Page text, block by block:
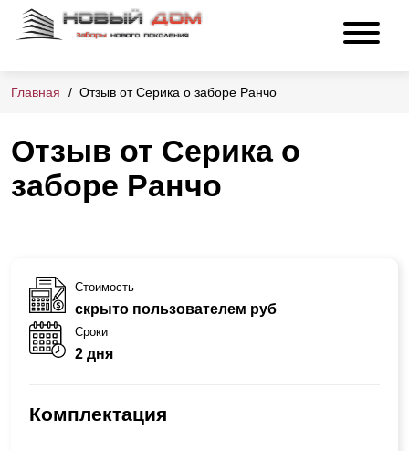
Главная Отзыв от Серика о заборе Ранчо
Отзыв от Серика о
заборе Ранчо
Стоимость
скрыто пользователем руб
Сроки
2 дня
Комплектация